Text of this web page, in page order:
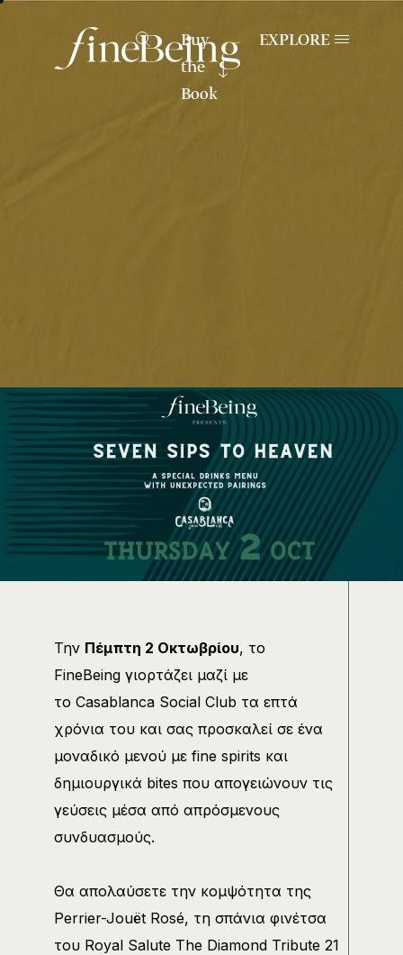
Buy
the
Book
EXPLORE
Την Πέμπτη 2 Οκτωβρίου, το
FineBeing γιορτάζει μαζί με
το Casablanca Social Club τα επτά
χρόνια του και σας προσκαλεί σε ένα
μοναδικό μενού με fine spirits και
δημιουργικά bites που απογειώνουν τις
γεύσεις μέσα από απρόσμενους
συνδυασμούς.
Θα απολαύσετε την κομψότητα της
Perrier-Jouët Rosé, τη σπάνια φινέτσα
του Royal Salute The Diamond Tribute 21